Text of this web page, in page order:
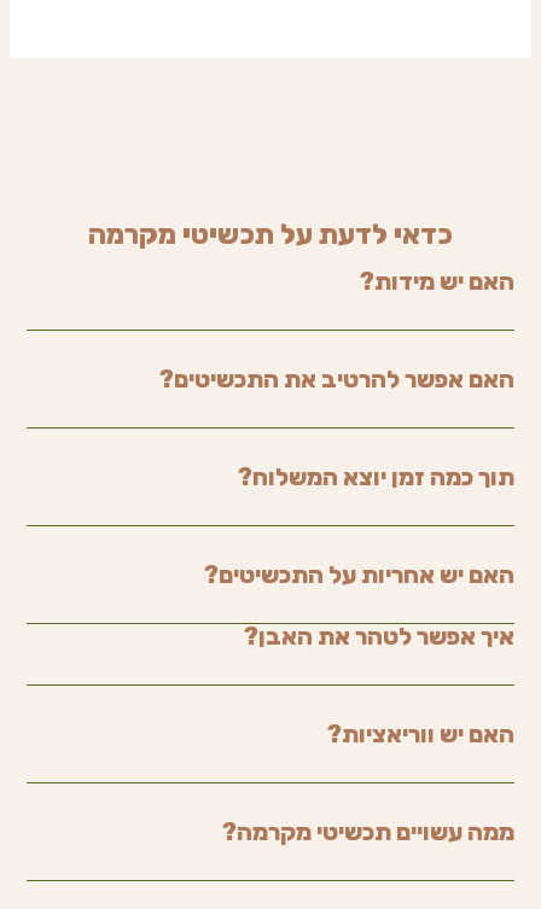
כדאי לדעת על תכשיטי מקרמה
האם יש מידות?
האם אפשר להרטיב את התכשיטים?
תוך כמה זמן יוצא המשלוח?
האם יש אחריות על התכשיטים?
איך אפשר לטהר את האבן?
האם יש ווריאציות?
ממה עשויים תכשיטי מקרמה?